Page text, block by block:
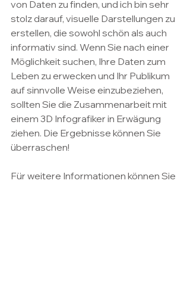
von Daten zu finden, und ich bin sehr
stolz darauf, visuelle Darstellungen zu
erstellen, die sowohl schön als auch
informativ sind. Wenn Sie nach einer
Möglichkeit suchen, Ihre Daten zum
Leben zu erwecken und Ihr Publikum
auf sinnvolle Weise einzubeziehen,
sollten Sie die Zusammenarbeit mit
einem 3D Infografiker in Erwägung
ziehen. Die Ergebnisse können Sie
überraschen!
Für weitere Informationen können Sie